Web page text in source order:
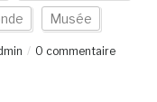
Musée
0 commentaire